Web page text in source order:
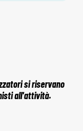
si riservano
all'attività.